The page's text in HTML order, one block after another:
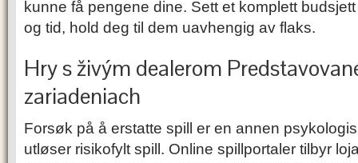
kunne få pengene dine. Sett et komplett
og tid, hold deg til dem uavhengig av flaks.
Hry s živým dealerom
zariadeniach
Forsøk på å erstatte spill er en annen
utløser risikofylt spill. Online spillportaler tilbyr